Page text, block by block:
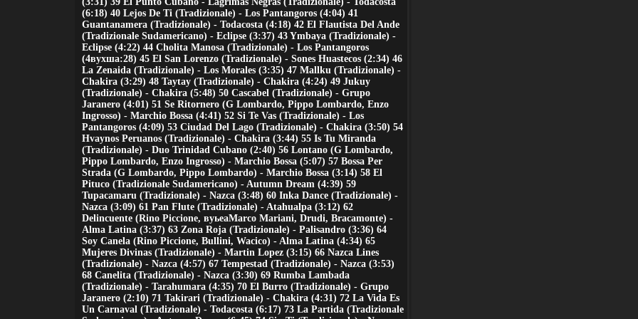
(6:18) 40 Lejos De Ti (Tradizionale) - Los Pantangoros (4:04) 41
Guantanamera (Tradizionale) - Todacosta (4:18) 42 El Flautista Del Ande
(Tradizionale Sudamericano) - Eclipse (3:37) 43 Ymbaya (Tradizionale) -
Eclipse (4:22) 44 Cholita Manosa (Tradizionale) - Los Pantangoros
(4вухша:28) 45 El San Lorenzo (Tradizionale) - Sones Huastecos (2:34) 46
La Zenaida (Tradizionale) - Los Morales (3:35) 47 Mallku (Tradizionale) -
Chakira (3:29) 48 Taytay (Tradizionale) - Chakira (4:24) 49 Jukuy
(Tradizionale) - Chakira (5:48) 50 Cascabel (Tradizionale) - Grupo
Jaranero (4:01) 51 Se Ritornero (G Lombardo, Pippo Lombardo, Enzo
Ingrosso) - Marchio Bossa (4:41) 52 Si Te Vas (Tradizionale) - Los
Pantangoros (4:09) 53 Ciudad Del Lago (Tradizionale) - Chakira (3:50) 54
Hvaynos Peruanos (Tradizionale) - Chakira (3:44) 55 Is Tu Miranda
(Tradizionale) - Duo Trinidad Cubano (2:40) 56 Lontano (G Lombardo,
Pippo Lombardo, Enzo Ingrosso) - Marchio Bossa (5:07) 57 Bossa Per
Strada (G Lombardo, Pippo Lombardo) - Marchio Bossa (3:14) 58 El
Pituco (Tradizionale Sudamericano) - Autumn Dream (4:39) 59
Tupacamaru (Tradizionale) - Nazca (3:48) 60 Inka Dance (Tradizionale) -
Nazca (3:09) 61 Pan Flute (Tradizionale) - Atahualpa (3:12) 62
Delincuente (Rino Piccione, вуьеаMarco Mariani, Drudi, Bracamonte) -
Alma Latina (3:37) 63 Zona Roja (Tradizionale) - Palisandro (3:36) 64
Soy Canela (Rino Piccione, Bullini, Wacico) - Alma Latina (4:34) 65
Mujeres Divinas (Tradizionale) - Martin Lopez (3:15) 66 Nazca Lines
(Tradizionale) - Nazca (4:57) 67 Tempestad (Tradizionale) - Nazca (3:53)
68 Canelita (Tradizionale) - Nazca (3:30) 69 Rumba Lambada
(Tradizionale) - Tarahumara (4:35) 70 El Burro (Tradizionale) - Grupo
Jaranero (2:10) 71 Takirari (Tradizionale) - Chakira (4:31) 72 La Vida Es
Un Carnaval (Tradizionale) - Todacosta (6:17) 73 La Partida (Tradizionale